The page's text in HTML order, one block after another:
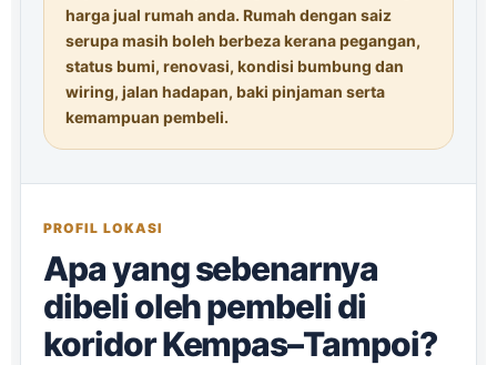
harga jual rumah anda. Rumah dengan saiz
serupa masih boleh berbeza kerana pegangan,
status bumi, renovasi, kondisi bumbung dan
wiring, jalan hadapan, baki pinjaman serta
kemampuan pembeli.
PROFIL LOKASI
Apa yang sebenarnya
dibeli oleh pembeli di
koridor Kempas–Tampoi?